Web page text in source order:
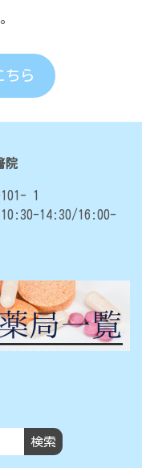
ちら
院
1
10:30-14:30/16:00-